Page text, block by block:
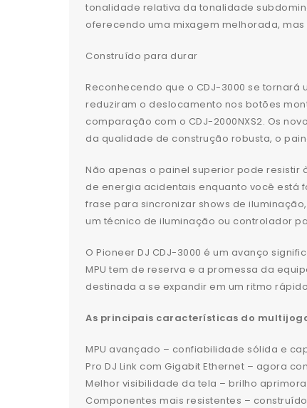
tonalidade relativa da tonalidade
oferecendo uma mixagem melhorada,
Construído para durar
Reconhecendo que o CDJ-3000 se
reduziram o deslocamento nos botões
comparação com o CDJ-2000NXS2. Os
da qualidade de construção robusta, o
Não apenas o painel superior pode
de energia acidentais enquanto você está
frase para sincronizar shows de
um técnico de iluminação ou controlador
O Pioneer DJ CDJ-3000 é um avanço
MPU tem de reserva e a promessa da
destinada a se expandir em um ritmo
As principais características do
MPU avançado – confiabilidade sólida e
Pro DJ Link com Gigabit Ethernet – agora
Melhor visibilidade da tela – brilho
Componentes mais resistentes –